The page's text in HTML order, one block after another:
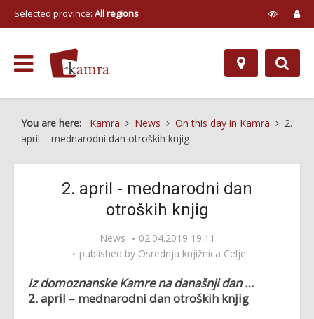
Selected province: All regions
You are here: Kamra News On this day in Kamra
2.
april – mednarodni dan otroških knjig
2. april - mednarodni dan
otroških knjig
News
02.04.2019 19:11
published by Osrednja knjižnica Celje
Iz domoznanske Kamre na današnji dan …
2. april – mednarodni dan otroških knjig